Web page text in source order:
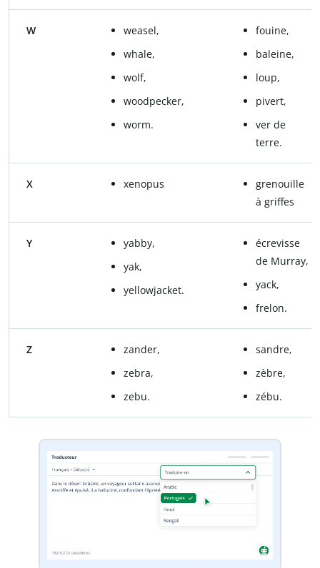
W
weasel,
whale,
wolf,
woodpecker,
worm.
fouine,
baleine,
loup,
pivert,
ver de
terre.
X xenopus
grenouille
à griffes
Y
yabby,
yak,
yellowjacket.
écrevisse
de Murray,
yack,
frelon.
Z
zander,
zebra,
zebu.
sandre,
zèbre,
zébu.